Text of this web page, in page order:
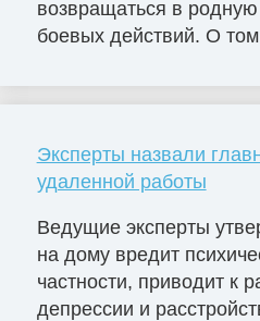
возвращаться в
боевых действий. О
Эксперты назвали
удаленной работы
Ведущие эксперты
на дому вредит
частности, приводит к
депрессии и